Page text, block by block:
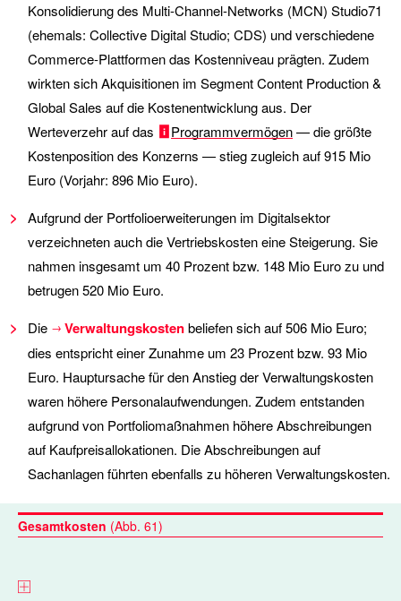
Konsolidierung des Multi-Channel-Networks (MCN) Studio71
(ehemals: Collective Digital Studio; CDS) und verschiedene
Commerce-Plattformen das Kostenniveau prägten. Zudem
wirkten sich Akquisitionen im Segment Content Production &
Global Sales auf die Kostenentwicklung aus. Der
Werteverzehr auf das
Programmvermögen— die größte
Kostenposition des Konzerns — stieg zugleich auf915 Mio
Euro (Vorjahr: 896 Mio Euro).
Aufgrund der Portfolioerweiterungen im Digitalsektor
verzeichneten auch die Vertriebskosten eine Steigerung. Sie
nahmen insgesamt um 40 Prozent bzw. 148 Mio Euro zu und
betrugen520 Mio Euro.
Die
Verwaltungskostenbeliefen sich auf506 Mio Euro;
dies entspricht einer Zunahme um 23 Prozent bzw. 93 Mio
Euro. Hauptursache für den Anstieg der Verwaltungskosten
waren höhere Personalaufwendungen. Zudem entstanden
aufgrund von Portfoliomaßnahmen höhere Abschreibungen
auf Kaufpreisallokationen. Die Abschreibungen auf
Sachanlagen führten ebenfalls zu höheren Verwaltungskosten.
Gesamtkosten (Abb. 61)